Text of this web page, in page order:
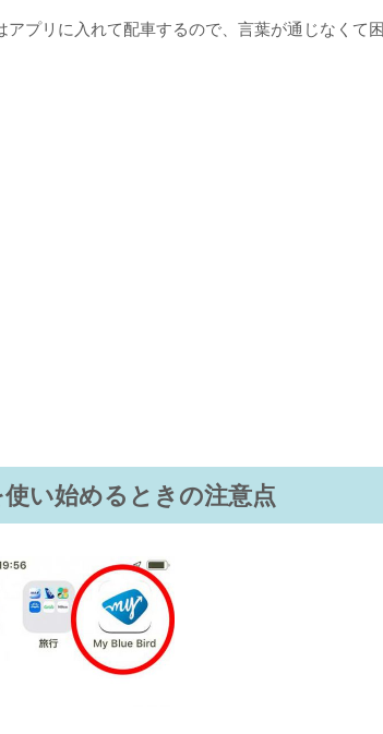
プリに入れて配車するので、言葉が通じなくて困
い始めるときの注意点